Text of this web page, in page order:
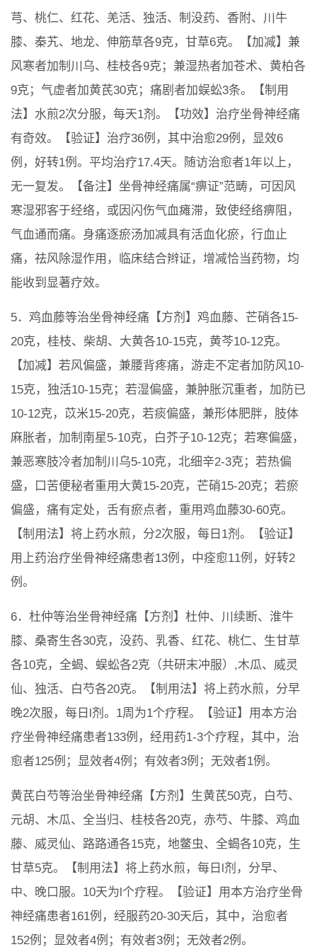
芎、桃仁、红花、羌活、独活、制没药、香附、川牛
膝、秦艽、地龙、伸筋草各9克，甘草6克。【加减】兼
风寒者加制川乌、桂枝各9克；兼湿热者加苍术、黄柏各
9克；气虚者加黄芪30克；痛剧者加蜈蚣3条。【制用
法】水煎2次分服，每天1剂。【功效】治疗坐骨神经痛
有奇效。【验证】治疗36例，其中治愈29例，显效6
例，好转1例。平均治疗17.4天。随访治愈者1年以上，
无一复发。【备注】坐骨神经痛属“痹证”范畴，可因风
寒湿邪客于经络，或因闪伤气血瘫滞，致使经络痹阻，
气血通而痛。身痛逐瘀汤加减具有活血化瘀，行血止
痛，祛风除湿作用，临床结合辫证，增减恰当药物，均
能收到显著疗效。
5．鸡血藤等治坐骨神经痛【方剂】鸡血藤、芒硝各15-
20克，桂枝、柴胡、大黄各10-15克，黄芩10-12克。
【加减】若风偏盛，兼腰背疼痛，游走不定者加防风10-
15克，独活10-15克；若湿偏盛，兼肿胀沉重者，加防已
10-12克，苡米15-20克，若痰偏盛，兼形体肥胖，肢体
麻胀者，加制南星5-10克，白芥子10-12克；若寒偏盛，
兼恶寒肢冷者加制川乌5-10克，北细辛2-3克；若热偏
盛，口苦便秘者重用大黄15-20克，芒硝15-20克；若瘀
偏盛，痛有定处，舌有瘀点者，重用鸡血藤30-60克。
【制用法】将上药水煎，分2次服，每日1剂。【验证】
用上药治疗坐骨神经痛患者13例，中痊愈11例，好转2
例。
6．杜仲等治坐骨神经痛【方剂】杜仲、川续断、淮牛
膝、桑寄生各30克，没药、乳香、红花、桃仁、生甘草
各10克，全蝎、蜈蚣各2克（共研末冲服）,木瓜、威灵
仙、独活、白芍各20克。【制用法】将上药水煎，分早
晚2次服，每日l剂。1周为1个疗程。【验证】用本方治
疗坐骨神经痛患者133例，经用药1-3个疗程，其中，治
愈者125例；显效者4例；有效者3例；无效者1例。
黄芪白芍等治坐骨神经痛【方剂】生黄芪50克，白芍、
元胡、木瓜、全当归、桂枝各20克，赤芍、牛膝、鸡血
藤、威灵仙、路路通各15克，地鳖虫、全蝎各10克，生
甘草5克。【制用法】将上药水煎，每日l剂，分早、
中、晚口服。10天为l个疗程。【验证】用本方治疗坐骨
神经痛患者161例，经服药20-30天后，其中，治愈者
152例；显效者4例；有效者3例；无效者2例。